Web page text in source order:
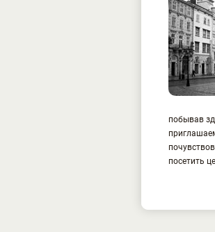
побывав
посетить